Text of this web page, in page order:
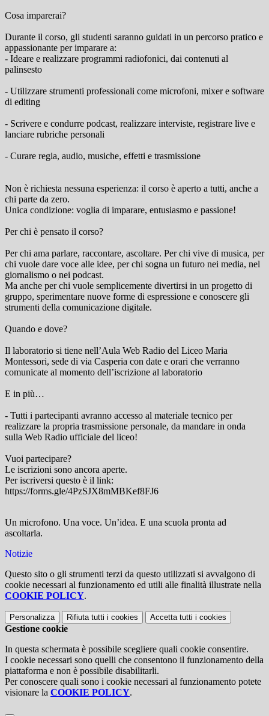
Cosa imparerai?
Durante il corso, gli studenti saranno guidati in un percorso pratico e
appassionante per imparare a:
- Ideare e realizzare programmi radiofonici, dai contenuti al
palinsesto
- Utilizzare strumenti professionali come microfoni, mixer e software
di editing
- Scrivere e condurre podcast, realizzare interviste, registrare live e
lanciare rubriche personali
- Curare regia, audio, musiche, effetti e trasmissione
Non è richiesta nessuna esperienza: il corso è aperto a tutti, anche a
chi parte da zero.
Unica condizione: voglia di imparare, entusiasmo e passione!
Per chi è pensato il corso?
Per chi ama parlare, raccontare, ascoltare. Per chi vive di musica, per
chi vuole dare voce alle idee, per chi sogna un futuro nei media, nel
giornalismo o nei podcast.
Ma anche per chi vuole semplicemente divertirsi in un progetto di
gruppo, sperimentare nuove forme di espressione e conoscere gli
strumenti della comunicazione digitale.
Quando e dove?
Il laboratorio si tiene nell’Aula Web Radio del Liceo Maria
Montessori, sede di via Casperia con date e orari che verranno
comunicate al momento dell’iscrizione al laboratorio
E in più…
- Tutti i partecipanti avranno accesso al materiale tecnico per
realizzare la propria trasmissione personale, da mandare in onda
sulla Web Radio ufficiale del liceo!
Vuoi partecipare?
Le iscrizioni sono ancora aperte.
Per iscriversi questo è il link:
https://forms.gle/4PzSJX8mMBKef8FJ6
Un microfono. Una voce. Un’idea. E una scuola pronta ad
ascoltarla.
Notizie
Questo sito o gli strumenti terzi da questo utilizzati si avvalgono di
cookie necessari al funzionamento ed utili alle finalità illustrate nella
COOKIE POLICY.
Personalizza Rifiuta tutti i cookies Accetta tutti i cookies
Gestione cookie
In questa schermata è possibile scegliere quali cookie consentire.
I cookie necessari sono quelli che consentono il funzionamento della
piattaforma e non è possibile disabilitarli.
Per conoscere quali sono i cookie necessari al funzionamento potete
visionare la COOKIE POLICY.